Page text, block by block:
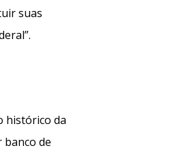
suas
histórico da
de